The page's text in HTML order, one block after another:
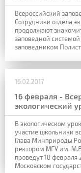
Всероссийский
Сотрудники отдела
продолжают
заповедной
заповедником
16.02.2017
16 февраля -
экологический
В экологическом
участие школьники
Глава Минприроды
ректором МГУ им.
проведут 18 февраля
Московском